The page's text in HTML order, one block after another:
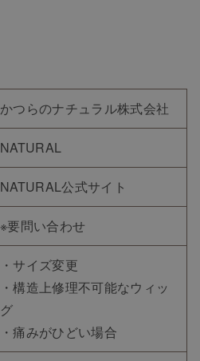
かつらのナチュラル株式会社
NATURAL
NATURAL公式サイト
※要問い合わせ
・サイズ変更
・構造上修理不可能なウィッ
グ
・痛みがひどい場合